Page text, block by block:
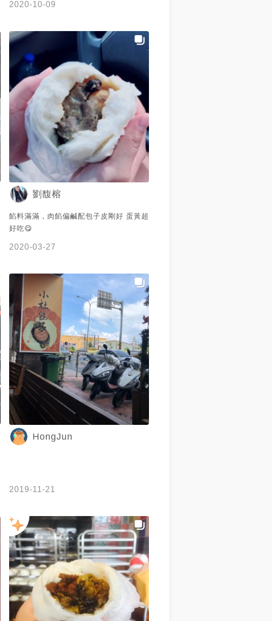
2020-10-09
劉馥榕
餡料滿滿，肉餡偏鹹配包子皮剛好 蛋黃超
好吃😋
2020-03-27
HongJun
2019-11-21